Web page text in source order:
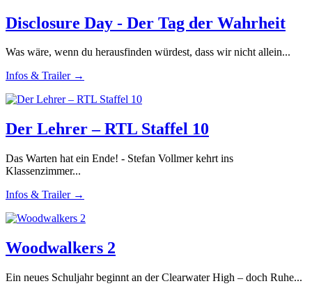
Disclosure Day - Der Tag der Wahrheit
Was wäre, wenn du herausfinden würdest, dass wir nicht allein...
Infos & Trailer →
Der Lehrer – RTL Staffel 10
Das Warten hat ein Ende! - Stefan Vollmer kehrt ins
Klassenzimmer...
Infos & Trailer →
Woodwalkers 2
Ein neues Schuljahr beginnt an der Clearwater High – doch Ruhe...